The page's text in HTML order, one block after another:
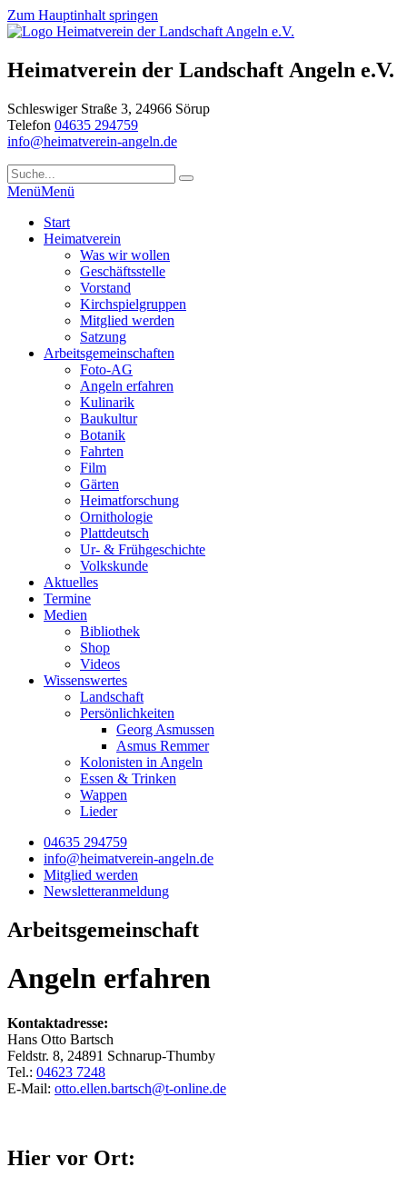
Zum Hauptinhalt springen
Heimatverein der Landschaft Angeln e.V.
Schleswiger Straße 3, 24966 Sörup
Telefon 04635 294759
info@heimatverein-angeln.de
MenüMenü
Start
Heimatverein
Was wir wollen
Geschäftsstelle
Vorstand
Kirchspielgruppen
Mitglied werden
Satzung
Arbeitsgemeinschaften
Foto-AG
Angeln erfahren
Kulinarik
Baukultur
Botanik
Fahrten
Film
Gärten
Heimatforschung
Ornithologie
Plattdeutsch
Ur- & Frühgeschichte
Volkskunde
Aktuelles
Termine
Medien
Bibliothek
Shop
Videos
Wissenswertes
Landschaft
Persönlichkeiten
Georg Asmussen
Asmus Remmer
Kolonisten in Angeln
Essen & Trinken
Wappen
Lieder
04635 294759
info@heimatverein-angeln.de
Mitglied werden
Newsletteranmeldung
Arbeitsgemeinschaft
Angeln erfahren
Kontaktadresse:
Hans Otto Bartsch
Feldstr. 8, 24891 Schnarup-Thumby
Tel.: 04623 7248
E-Mail: otto.ellen.bartsch@t-online.de
Hier vor Ort: